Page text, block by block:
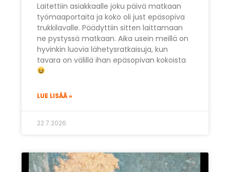
Laitettiin asiakkaalle joku päivä matkaan
työmaaportaita ja koko oli just epäsopiva
trukkilavalle. Päädyttiin sitten laittamaan
ne pystyssä matkaan. Aika usein meillä on
hyvinkin luovia lähetysratkaisuja, kun
tavara on välillä ihan epäsopivan kokoista
LUE LISÄÄ »
22.7.2026